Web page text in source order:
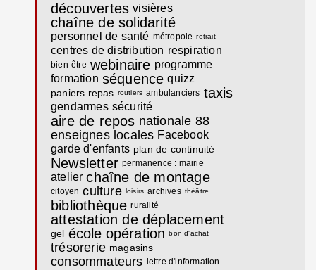
découvertes visières
chaîne de solidarité
personnel de santé métropole retrait
centres de distribution respiration
bien-être webinaire programme
formation séquence quizz
paniers repas routiers ambulanciers taxis
gendarmes sécurité
aire de repos nationale 88
enseignes locales Facebook
garde d'enfants plan de continuité
Newsletter permanence : mairie
atelier chaîne de montage
citoyen culture loisirs archives théâtre
bibliothèque ruralité
attestation de déplacement
gel école opération bon d'achat
trésorerie magasins
consommateurs
lettre d'information